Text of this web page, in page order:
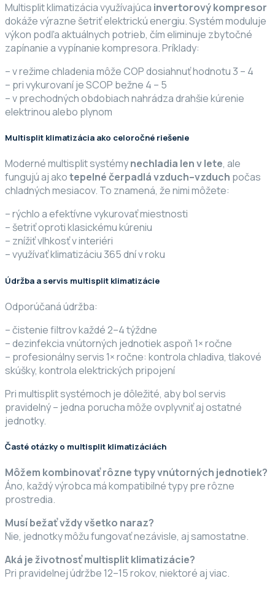
Multisplit klimatizácia využívajúca invertorový kompresor
dokáže výrazne šetriť elektrickú energiu. Systém moduluje
výkon podľa aktuálnych potrieb, čím eliminuje zbytočné
zapínanie a vypínanie kompresora. Príklady:
– v režime chladenia môže COP dosiahnuť hodnotu 3 – 4
– pri vykurovaní je SCOP bežne 4 – 5
– v prechodných obdobiach nahrádza drahšie kúrenie
elektrinou alebo plynom
Multisplit klimatizácia ako celoročné riešenie
Moderné multisplit systémynechladia len v lete, ale
fungujú aj akotepelné čerpadlá vzduch–vzduch počas
chladných mesiacov. To znamená, že nimi môžete:
– rýchlo a efektívne vykurovať miestnosti
– šetriť oproti klasickému kúreniu
– znížiť vlhkosť v interiéri
– využívať klimatizáciu 365 dní v roku
Údržba a servis multisplit klimatizácie
Odporúčaná údržba:
– čistenie filtrov každé 2–4 týždne
– dezinfekcia vnútorných jednotiek aspoň 1× ročne
– profesionálny servis 1× ročne: kontrola chladiva, tlakové
skúšky, kontrola elektrických pripojení
Pri multisplit systémoch je dôležité, aby bol servis
pravidelný – jedna porucha môže ovplyvniť aj ostatné
jednotky.
Časté otázky o multisplit klimatizáciách
Môžem kombinovať rôzne typy vnútorných jednotiek?
Áno, každý výrobca má kompatibilné typy pre rôzne
prostredia.
Musí bežať vždy všetko naraz?
Nie, jednotky môžu fungovať nezávisle, aj samostatne.
Aká je životnosť multisplit klimatizácie?
Pri pravidelnej údržbe 12–15 rokov, niektoré aj viac.